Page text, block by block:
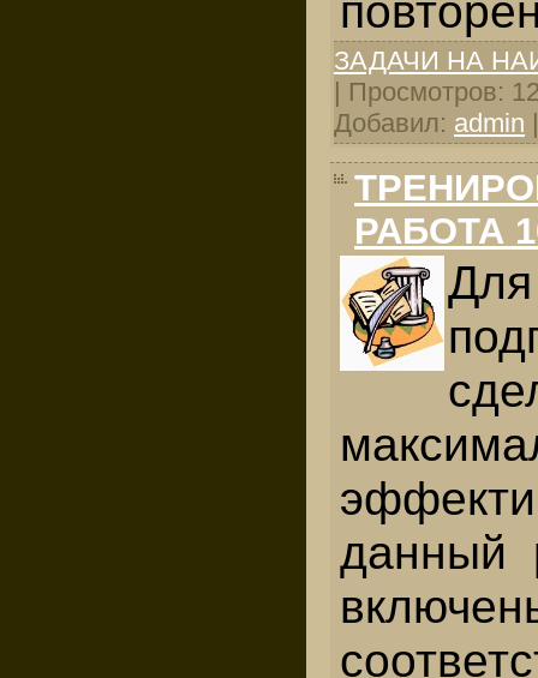
ЗАДАЧИ НА
| Просмотров:
Добавил: admin
РАБОТА
данный